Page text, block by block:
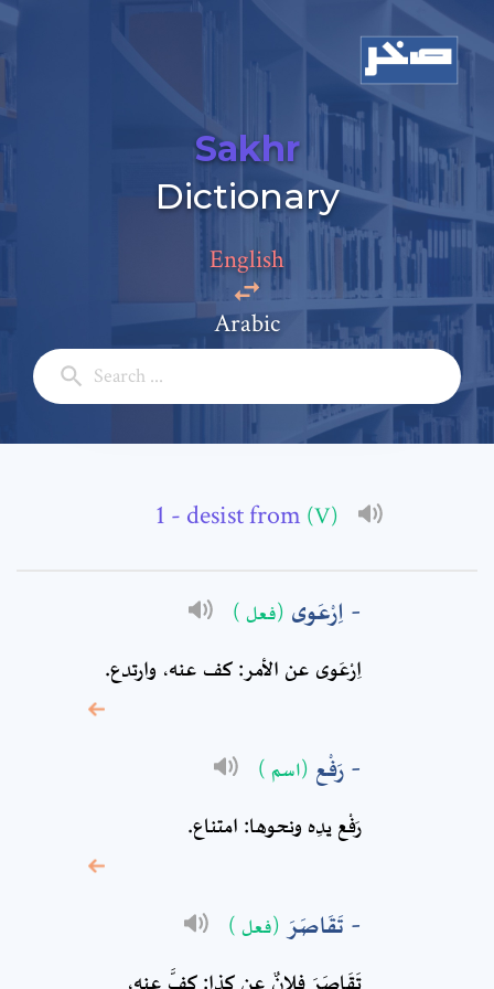
Sakhr
Dictionary
English
Arabic
- desist from (V)
اِرْعَوى (فعل )
اِرْعَوى عن الأمر: كف عنه، وارتدع.
رَفْع (اسم )
رَفْع يدِه ونحوها: امتناع.
تَقَاصَرَ (فعل )
تَقَاصَرَ فلانٌ عن كذا: كفَّ عنه،
Add a comment
Email: *
Comment: *